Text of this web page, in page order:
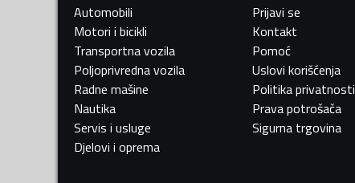
Automobili
Motori i bicikli
Transportna vozila
Poljoprivredna vozila
Radne mašine
Nautika
Servis i usluge
Djelovi i oprema
Prijavi se
Kontakt
Pomoć
Uslovi korišćenja
Politika privatnosti
Prava potrošača
Sigurna trgovina